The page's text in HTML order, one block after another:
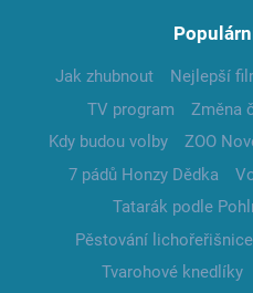
Jak zhubnout Nejlepší
TV program
Změna
Kdy budou volby
ZOO
7 pádů Honzy Dědka
Tatarák podle
Pěstování lichořeřišnice
Tvarohové knedlíky